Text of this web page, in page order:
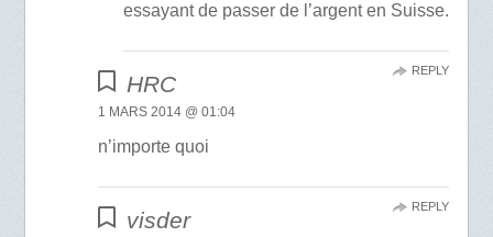
essayant de passer de l’argent en Suisse.
HRC
1 MARS 2014 @ 01:04
n’importe quoi
REPLY
visder
REPLY